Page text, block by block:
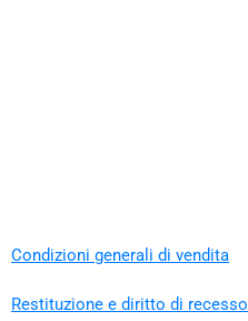
Condizioni generali di vendita
Restituzione e diritto di recesso